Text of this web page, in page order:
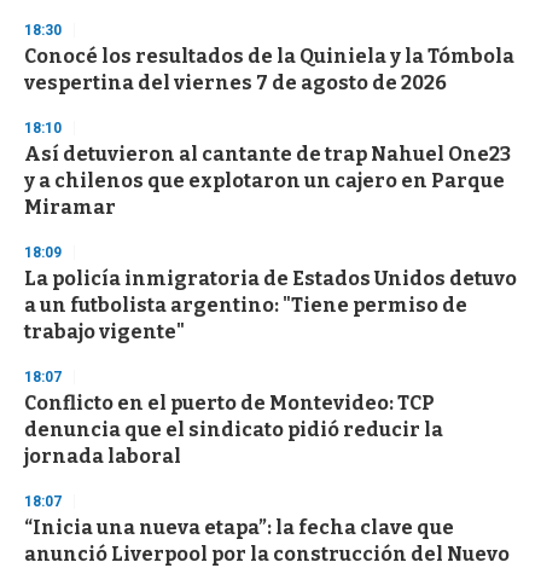
d
s
18:30
Conocé los resultados de la Quiniela y la Tómbola
vespertina del viernes 7 de agosto de 2026
18:10
Así detuvieron al cantante de trap Nahuel One23
y a chilenos que explotaron un cajero en Parque
Miramar
18:09
La policía inmigratoria de Estados Unidos detuvo
a un futbolista argentino: "Tiene permiso de
trabajo vigente"
18:07
Conflicto en el puerto de Montevideo: TCP
denuncia que el sindicato pidió reducir la
jornada laboral
18:07
“Inicia una nueva etapa”: la fecha clave que
anunció Liverpool por la construcción del Nuevo